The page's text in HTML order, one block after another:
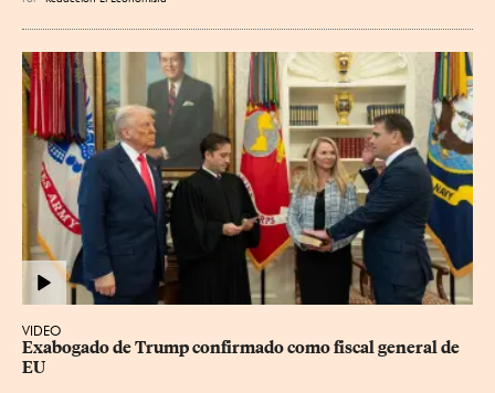
VIDEO
Exabogado de Trump confirmado como fiscal general de
EU